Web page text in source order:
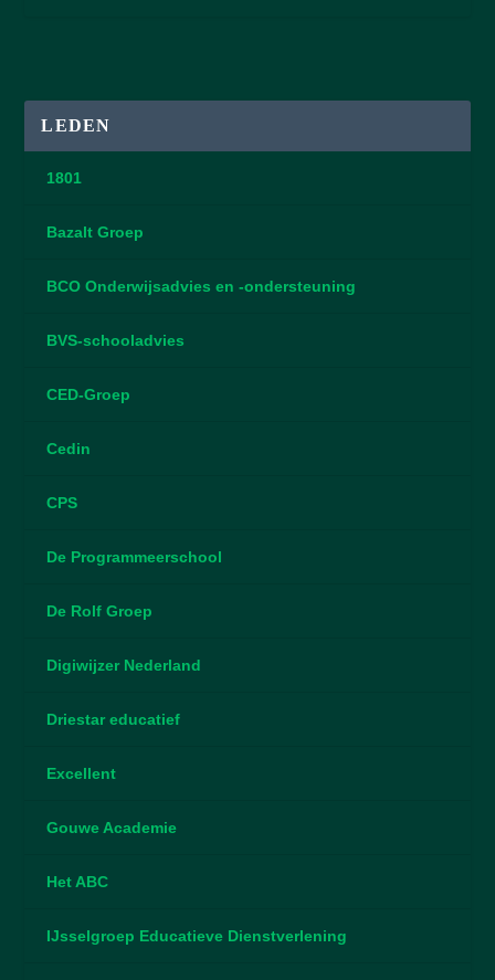
LEDEN
1801
Bazalt Groep
BCO Onderwijsadvies en -ondersteuning
BVS-schooladvies
CED-Groep
Cedin
CPS
De Programmeerschool
De Rolf Groep
Digiwijzer Nederland
Driestar educatief
Excellent
Gouwe Academie
Het ABC
IJsselgroep Educatieve Dienstverlening